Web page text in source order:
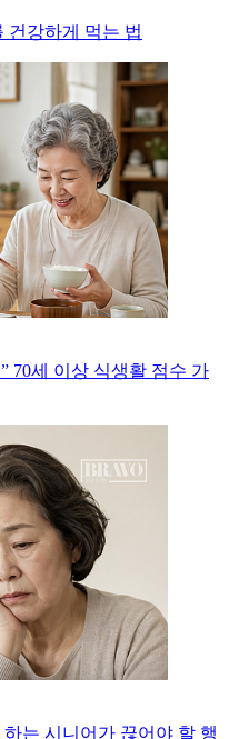
건강하게 먹는 법
70세 이상 식생활 점수 가
는 시니어가 끊어야 할 행